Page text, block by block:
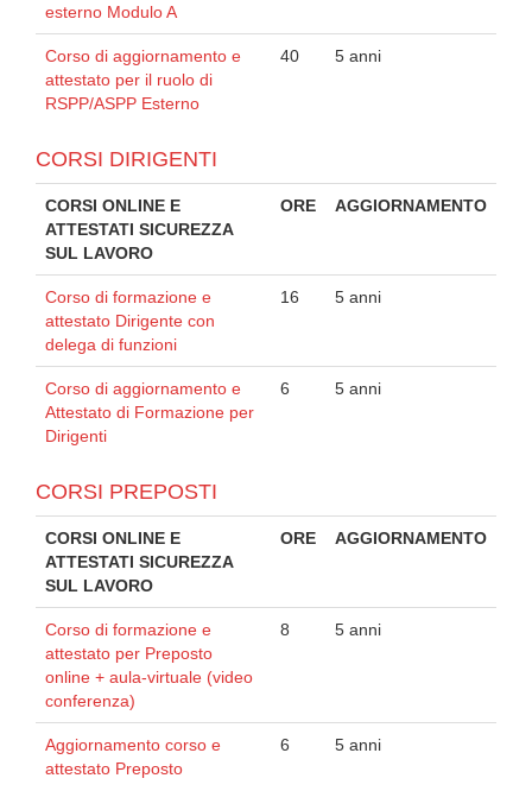
esterno Modulo A
Corso di aggiornamento e
attestato per il ruolo di
RSPP/ASPP Esterno
40 5 anni
CORSI DIRIGENTI
CORSI ONLINE E
ATTESTATI SICUREZZA
SUL LAVORO
ORE AGGIORNAMENTO
Corso di formazione e
attestato Dirigente con
delega di funzioni
16 5 anni
Corso di aggiornamento e
Attestato di Formazione per
Dirigenti
6 5 anni
CORSI PREPOSTI
CORSI ONLINE E
ATTESTATI SICUREZZA
SUL LAVORO
ORE AGGIORNAMENTO
Corso di formazione e
attestato per Preposto
online + aula-virtuale (video
conferenza)
8 5 anni
Aggiornamento corso e
attestato Preposto
6 5 anni